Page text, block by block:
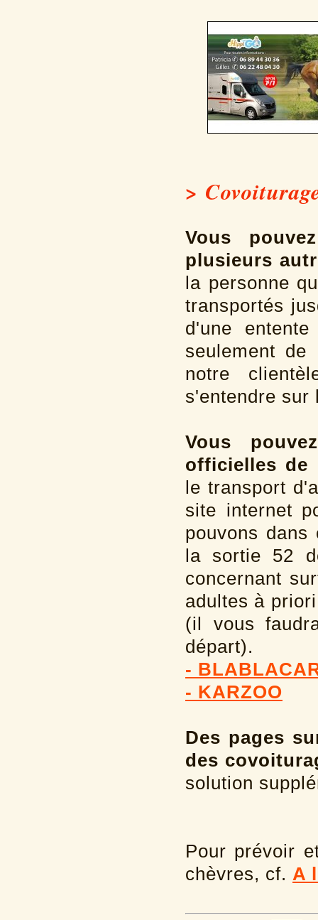
>
Vous
plusieurs
la personne
transportés
d'une
seulement
notre
s'entendre sur
Vous
officielles de
le transport
site internet
pouvons
la sortie 52
concernant
adultes à
(il vous
départ).
-
- KARZOO
Des pages
des
solution
Pour prévoir
chèvres, cf. A